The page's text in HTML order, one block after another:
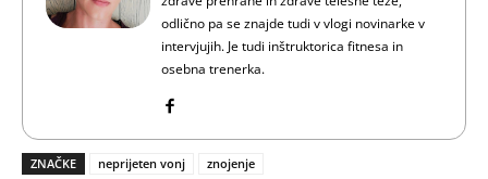
odlično pa se znajde tudi v vlogi novinarke v
intervjujih. Je tudi inštruktorica fitnesa in
osebna trenerka.
ZNAČKE neprijeten vonj znojenje